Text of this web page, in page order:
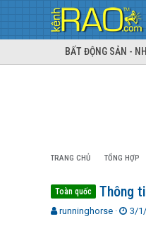
BẤT ĐỘNG SẢN -
TRANG CHỦ TỔNG HỢP
Toàn quốc Thông
T
runninghorse
N
3/